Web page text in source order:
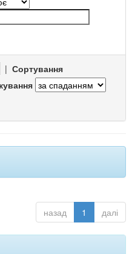
| Сортування
назад 1 далі